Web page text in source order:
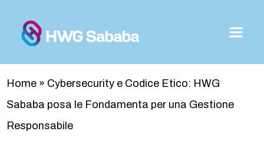
Home » Cybersecurity e Codice Etico: HWG
Sababa posa le Fondamenta per una Gestione
Responsabile